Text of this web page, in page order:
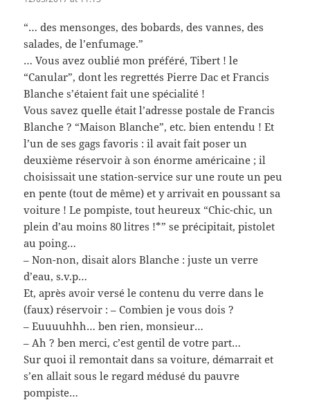
“… des mensonges, des bobards, des vannes, des
salades, de l’enfumage.”
… Vous avez oublié mon préféré, Tibert ! le
“Canular”, dont les regrettés Pierre Dac et Francis
Blanche s’étaient fait une spécialité !
Vous savez quelle était l’adresse postale de Francis
Blanche ? “Maison Blanche”, etc. bien entendu ! Et
l’un de ses gags favoris : il avait fait poser un
deuxième réservoir à son énorme américaine ; il
choisissait une station-service sur une route un peu
en pente (tout de même) et y arrivait en poussant sa
voiture ! Le pompiste, tout heureux “Chic-chic, un
plein d’au moins 80 litres !*” se précipitait, pistolet
au poing…
– Non-non, disait alors Blanche : juste un verre
d’eau, s.v.p…
Et, après avoir versé le contenu du verre dans le
(faux) réservoir : – Combien je vous dois ?
– Euuuuhhh… ben rien, monsieur…
– Ah ? ben merci, c’est gentil de votre part…
Sur quoi il remontait dans sa voiture, démarrait et
s’en allait sous le regard médusé du pauvre
pompiste…